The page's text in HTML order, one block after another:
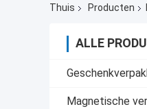
Thuis Producten
ALLE
Magnetische